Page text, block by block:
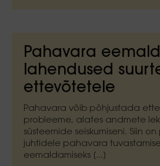
Pahavara
lahendused
ettevõtetele
Pahavara võib põhjustada
probleeme, alates andmete
süsteemide seiskumiseni. Siin
juhtidele pahavara
eemaldamiseks [...]